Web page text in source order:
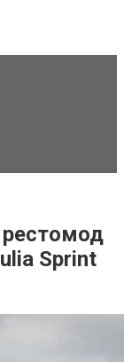
рестомод
Sprint